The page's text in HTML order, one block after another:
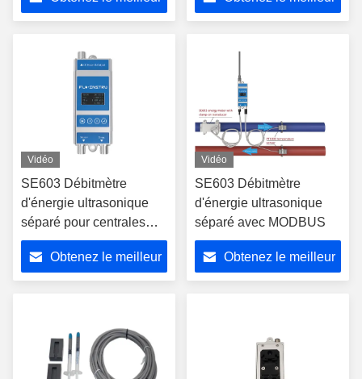
Vidéo
SE603 Débitmètre
d'énergie ultrasonique
séparé pour centrales
électriques
Obtenez le meilleur
Vidéo
SE603 Débitmètre
d'énergie ultrasonique
séparé avec MODBUS
Obtenez le meilleur